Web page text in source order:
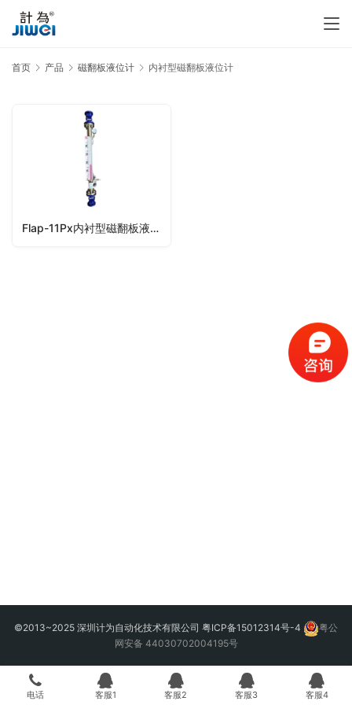
首页 产品 磁翻板液位计 内衬型磁翻板液位计
Flap-11Px内衬型磁翻板液位计,防腐磁翻板液位计
©2013~2025 深圳计为自动化技术有限公司 粤ICP备15012314号-4
粤公
网安备 44030702004195号
电话 客服1 客服2 客服3 客服4